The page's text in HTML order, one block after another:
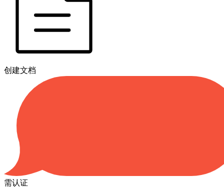
创建文档
需认证